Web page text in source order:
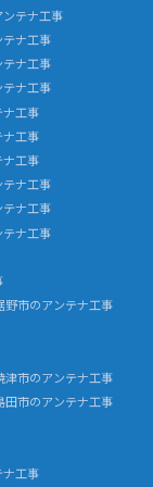
テナ工事
ナ工事
ナ工事
ナ工事
ナ工事
ナ工事
ナ工事
ナ工事
ナ工事
ナ工事
野市のアンテナ工事
津市のアンテナ工事
田市のアンテナ工事
ナ工事